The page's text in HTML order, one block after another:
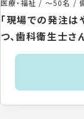
医療・福祉 / ～50名 /
「現場での発注は
つ、歯科衛生士さ